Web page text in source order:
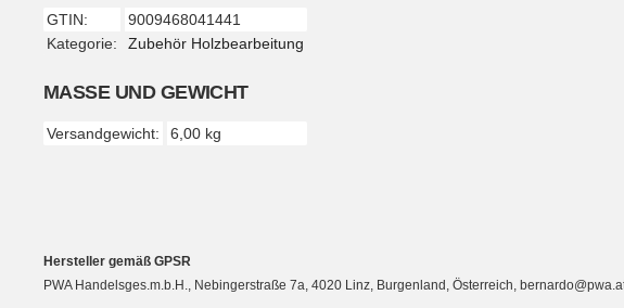
GTIN:
9009468041441
Kategorie:
Zubehör Holzbearbeitung
MASSE UND GEWICHT
Versandgewicht: 6,00 kg
Hersteller gemäß GPSR
PWA Handelsges.m.b.H., Nebingerstraße 7a, 4020 Linz, Burgenland, Österreich,